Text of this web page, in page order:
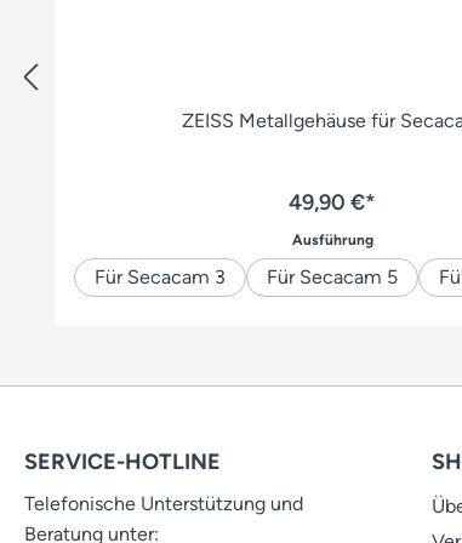
ZEISS Metallgehäuse für
49,90 €*
Ausführungauswählen
Für Secacam 3 Für Secacam 5
SERVICE-HOTLINE
Telefonische Unterstützung und
Beratung unter: